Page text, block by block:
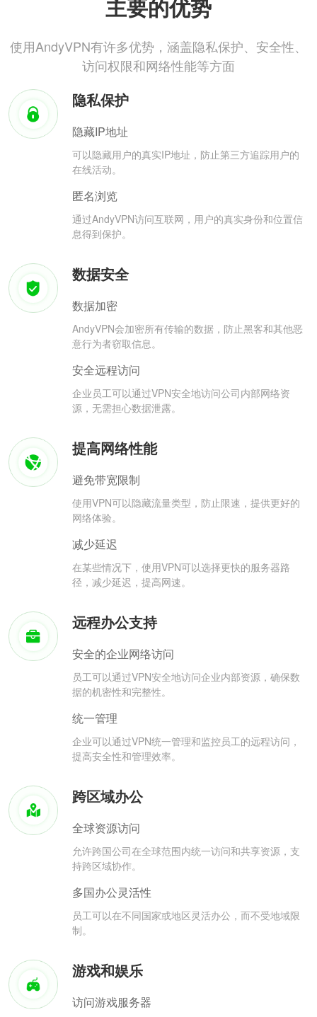
主要的优势
使用AndyVPN有许多优势，涵盖隐私保护、安全性、
访问权限和网络性能等方面
隐私保护
隐藏IP地址
可以隐藏用户的真实IP地址，防止第三方追踪用户的
在线活动。
匿名浏览
通过AndyVPN访问互联网，用户的真实身份和位置信
息得到保护。
数据安全
数据加密
AndyVPN会加密所有传输的数据，防止黑客和其他恶
意行为者窃取信息。
安全远程访问
企业员工可以通过VPN安全地访问公司内部网络资
源，无需担心数据泄露。
提高网络性能
避免带宽限制
使用VPN可以隐藏流量类型，防止限速，提供更好的
网络体验。
减少延迟
在某些情况下，使用VPN可以选择更快的服务器路
径，减少延迟，提高网速。
远程办公支持
安全的企业网络访问
员工可以通过VPN安全地访问企业内部资源，确保数
据的机密性和完整性。
统一管理
企业可以通过VPN统一管理和监控员工的远程访问，
提高安全性和管理效率。
跨区域办公
全球资源访问
允许跨国公司在全球范围内统一访问和共享资源，支
持跨区域协作。
多国办公灵活性
员工可以在不同国家或地区灵活办公，而不受地域限
制。
游戏和娱乐
访问游戏服务器